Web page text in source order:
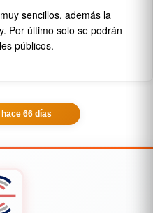
sencillos, además la
Por último solo se podrán
públicos.
66 días